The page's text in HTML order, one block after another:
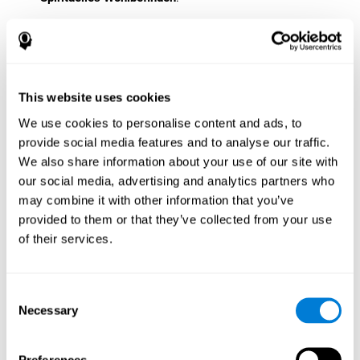
This website uses cookies
We use cookies to personalise content and ads, to
provide social media features and to analyse our traffic.
We also share information about your use of our site with
our social media, advertising and analytics partners who
may combine it with other information that you’ve
provided to them or that they’ve collected from your use
of their services.
Selection
Necessary
holistischen Methoden zu bewerten, um herauszufinden, wie vier
nicht invasive Art zu erfassen, zu speichern und zu analysieren. E-
Health-Technologien ermöglichen es, für das Wohlbefinden
älterer Menschen relevante Parameter zu messen.
Methodologie
Teilnemer
An der Studie nahmen27 Personen zwischen 78 und 94
Jahreneiner Altersresidenz in Seattle, Washington, teil. Alle
Teilnehmer, die diese Kriterien erfüllten, wurden bezüglich ihrer
Die Teilnehmer wurden über die Verwendung der Werkzeuge und
die Studienverfahren unterrichtet und es wurden vorausgehende
wurden kognitive, physiologische und funktionale Daten der